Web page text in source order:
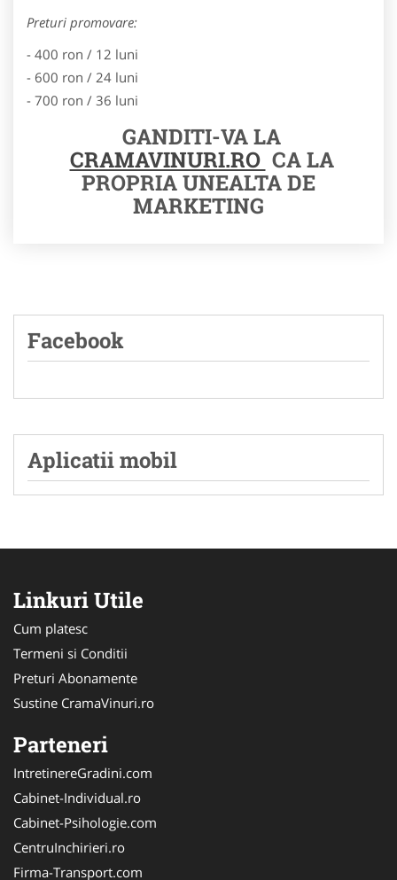
Preturi promovare:
- 400 ron / 12 luni
- 600 ron / 24 luni
- 700 ron / 36 luni
GANDITI-VA LA
CRAMAVINURI.RO CA LA
PROPRIA UNEALTA DE
MARKETING
Facebook
Aplicatii mobil
Linkuri Utile
Cum platesc
Termeni si Conditii
Preturi Abonamente
Sustine CramaVinuri.ro
Parteneri
IntretinereGradini.com
Cabinet-Individual.ro
Cabinet-Psihologie.com
CentruInchirieri.ro
Firma-Transport.com